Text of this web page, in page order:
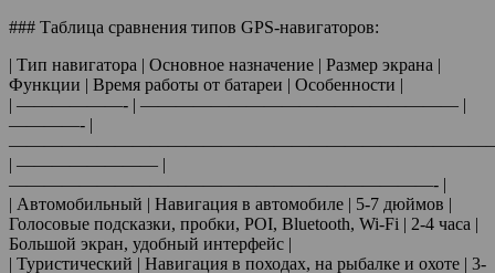
### Таблица сравнения типов GPS-навигаторов:
| Тип навигатора | Основное назначение | Размер экрана |
Функции | Время работы от батареи | Особенности |
| ——————- | —————————————————— |
————- |
| ———————— |
————————————————————————- |
| Автомобильный | Навигация в автомобиле | 5-7 дюймов |
Голосовые подсказки, пробки, POI, Bluetooth, Wi-Fi | 2-4 часа |
Большой экран, удобный интерфейс |
| Туристический | Навигация в походах, на рыбалке и охоте | 3-